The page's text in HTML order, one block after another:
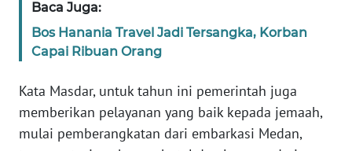
Baca Juga:
Bos Hanania Travel Jadi Tersangka, Korban
Capai Ribuan Orang
Kata Masdar, untuk tahun ini pemerintah juga
memberikan pelayanan yang baik kepada jemaah,
mulai pemberangkatan dari embarkasi Medan,
WN
JAMBI
WN
SULTRA